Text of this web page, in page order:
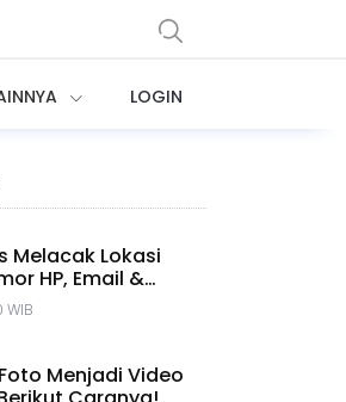
LOGIN
Melacak Lokasi
HP, Email &
WIB
Menjadi Video